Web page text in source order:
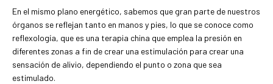
En el mismo plano energético, sabemos que gran parte de nuestros
órganos se reflejan tanto en manos y pies, lo que se conoce como
reflexología, que es una terapia china que emplea la presión en
diferentes zonas a fin de crear una estimulación para crear una
sensación de alivio, dependiendo el punto o zona que sea
estimulado.